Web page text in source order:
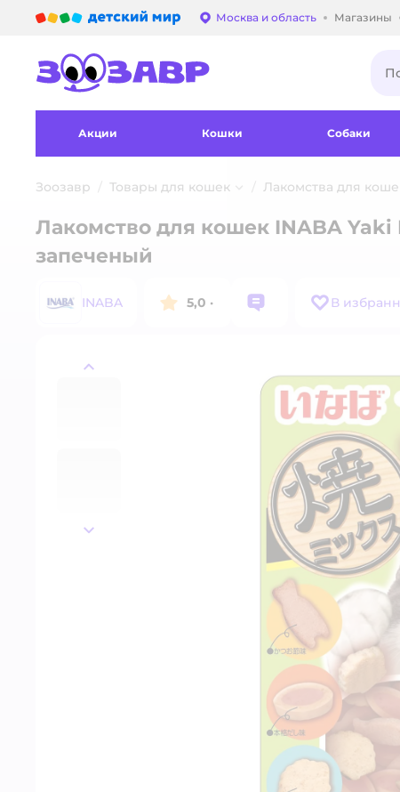
Выбор адреса
Москва и область Магазины
Акции Кошки Собаки
Зоозавр Товары для кошек Лакомства для
назад
далее
Лакомство для кошек INABA
запеченый
INABA 5,0 · В